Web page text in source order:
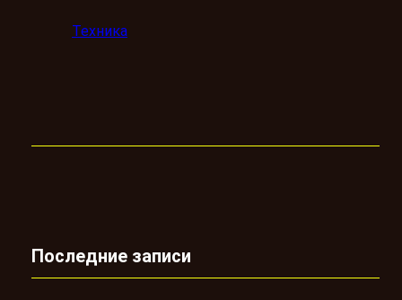
Техника
Последние записи